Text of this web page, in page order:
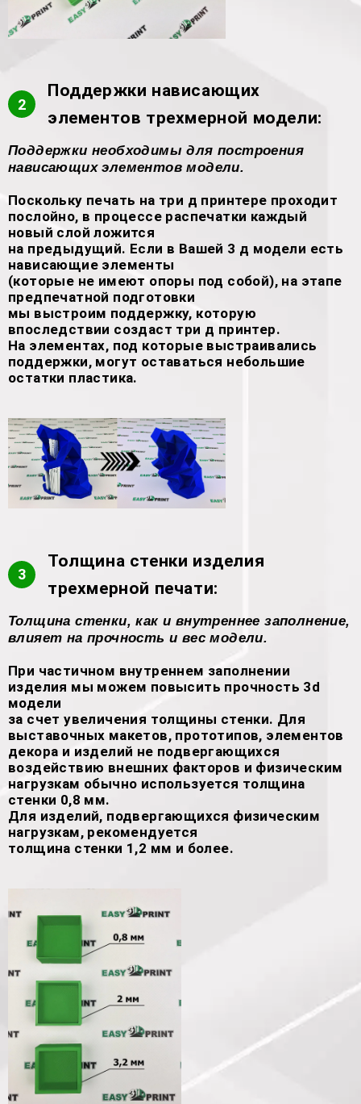
2
Поддержки нависающих
элементов трехмерной модели:
Поддержки необходимы для построения
нависающих элементов модели.
Поскольку печать на три д принтере проходит
послойно, в процессе распечатки каждый
новый слой ложится
на предыдущий. Если в Вашей 3 д модели есть
нависающие элементы
(которые не имеют опоры под собой), на этапе
предпечатной подготовки
мы выстроим поддержку, которую
впоследствии создаст три д принтер.
На элементах, под которые выстраивались
поддержки, могут оставаться небольшие
остатки пластика.
3
Толщина стенки изделия
трехмерной печати:
Толщина стенки, как и внутреннее заполнение,
влияет на прочность и вес модели.
При частичном внутреннем заполнении
изделия мы можем повысить прочность 3d
модели
за счет увеличения толщины стенки. Для
выставочных макетов, прототипов, элементов
декора и изделий не подвергающихся
воздействию внешних факторов и физическим
нагрузкам обычно используется толщина
стенки 0,8 мм.
Для изделий, подвергающихся физическим
нагрузкам, рекомендуется
толщина стенки 1,2 мм и более.